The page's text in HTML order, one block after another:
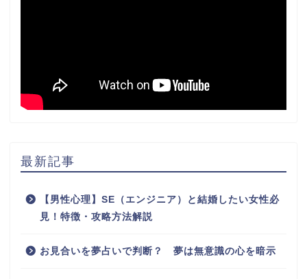
最新記事
【男性心理】SE（エンジニア）と結婚したい女性必
見！特徴・攻略方法解説
お見合いを夢占いで判断？ 夢は無意識の心を暗示